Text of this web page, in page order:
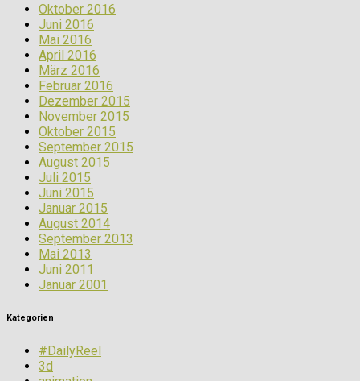
Oktober 2016
Juni 2016
Mai 2016
April 2016
März 2016
Februar 2016
Dezember 2015
November 2015
Oktober 2015
September 2015
August 2015
Juli 2015
Juni 2015
Januar 2015
August 2014
September 2013
Mai 2013
Juni 2011
Januar 2001
Kategorien
#DailyReel
3d